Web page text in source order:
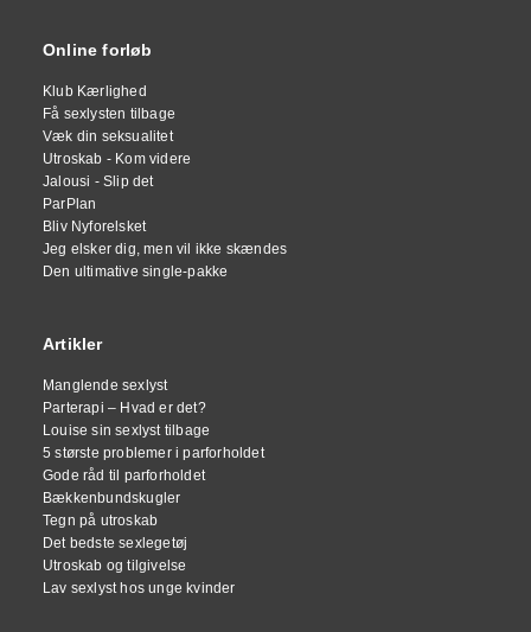
Online forløb
Klub Kærlighed
Få sexlysten tilbage
Væk din seksualitet
Utroskab - Kom videre
Jalousi - Slip det
ParPlan
Bliv Nyforelsket
Jeg elsker dig, men vil ikke skændes
Den ultimative single-pakke
Artikler
Manglende sexlyst
Parterapi – Hvad er det?
Louise sin sexlyst tilbage
5 største problemer i parforholdet
Gode råd til parforholdet
Bækkenbundskugler
Tegn på utroskab
Det bedste sexlegetøj
Utroskab og tilgivelse
Lav sexlyst hos unge kvinder